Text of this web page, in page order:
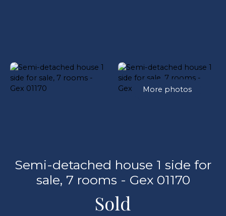
More photos
Semi-detached house 1 side for
sale, 7 rooms - Gex 01170
Sold